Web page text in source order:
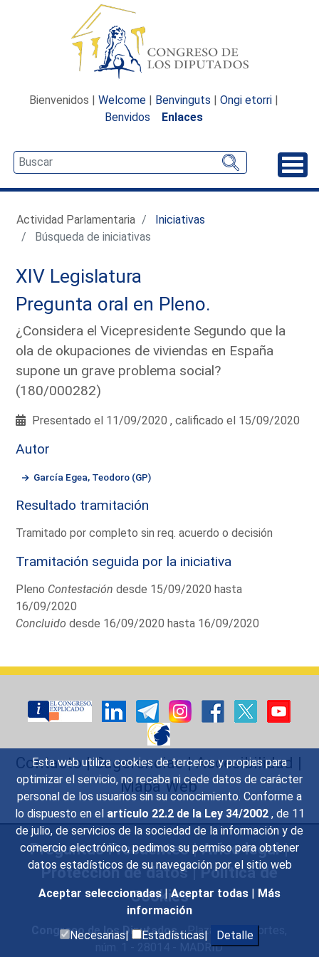
Esta web utiliza cookies de terceros y propias para
optimizar el servicio, no recaba ni cede datos de carácter
personal de los usuarios sin su conocimiento. Conforme a
lo dispuesto en el artículo 22.2 de la Ley 34/2002 , de 11
de julio, de servicios de la sociedad de la información y de
comercio electrónico, pedimos su permiso para obtener
datos estadísticos de su navegación por el sitio web
Aceptar seleccionadas | Aceptar todas | Más
información
Necesarias|
Estadísticas| Detalle
Bienvenidos | Welcome | Benvinguts | Ongi etorri |
Benvidos
Enlaces
Actividad Parlamentaria
Iniciativas
Búsqueda de iniciativas
XIV Legislatura
Pregunta oral en Pleno.
¿Considera el Vicepresidente Segundo que la
ola de okupaciones de viviendas en España
supone un grave problema social?
(180/000282)
Presentado el 11/09/2020 , calificado el 15/09/2020
Autor
García Egea, Teodoro (GP)
Resultado tramitación
Tramitado por completo sin req. acuerdo o decisión
Tramitación seguida por la iniciativa
Pleno Contestación desde 15/09/2020 hasta
16/09/2020
Concluido desde 16/09/2020 hasta 16/09/2020
Contacto|Sugerencias|Accesibilidad |
Mapa Web
Preguntas Frecuentes|Aviso legal|
Protección de datos|Política de
Cookies
Congreso de los Diputados- Plaza de las Cortes,
núm. 1 - 28014 - MADRID